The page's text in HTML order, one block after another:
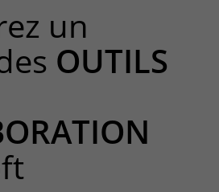
réservée aux clients :
- Fr)
un
OUTILS